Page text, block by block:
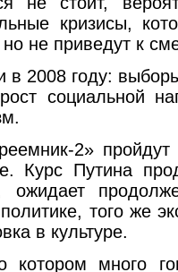
кризисы,
не приведут к
в 2008 году:
социальной
2» пройдут
Курс Путина
того же
в культуре.
котором много